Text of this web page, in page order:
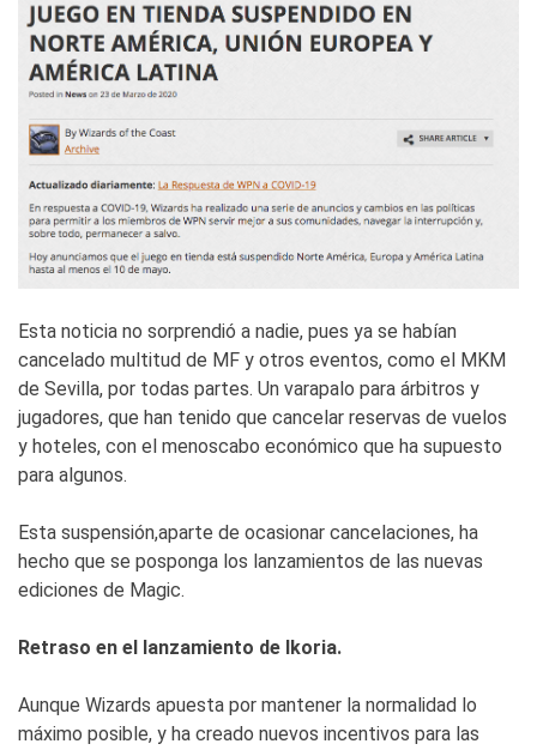
Esta noticia no sorprendió a nadie, pues ya se habían
cancelado multitud de MF y otros eventos, como el MKM
de Sevilla, por todas partes. Un varapalo para árbitros y
jugadores, que han tenido que cancelar reservas de vuelos
y hoteles, con el menoscabo económico que ha supuesto
para algunos.
Esta suspensión,aparte de ocasionar cancelaciones, ha
hecho que se posponga los lanzamientos de las nuevas
ediciones de Magic.
Retraso en el lanzamiento de Ikoria.
Aunque Wizards apuesta por mantener la normalidad lo
máximo posible, y ha creado nuevos incentivos para las